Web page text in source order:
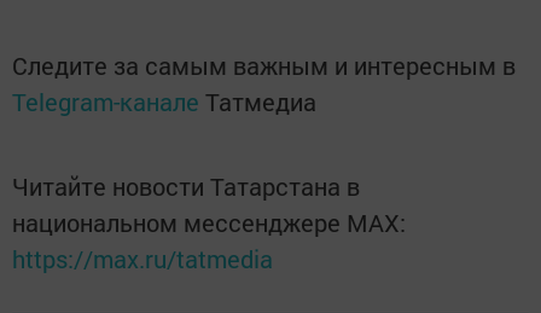
Следите за самым важным и интересным в
Telegram-канале Татмедиа
Читайте новости Татарстана в
национальном мессенджере MАХ:
https://max.ru/tatmedia